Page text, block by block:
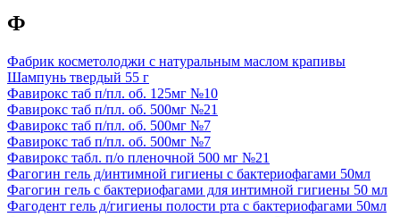
Ф
Фабрик косметолоджи с натуральным маслом крапивы
Шампунь твердый 55 г
Фавирокс таб п/пл. об. 125мг №10
Фавирокс таб п/пл. об. 500мг №21
Фавирокс таб п/пл. об. 500мг №7
Фавирокс таб п/пл. об. 500мг №7
Фавирокс табл. п/о пленочной 500 мг №21
Фагогин гель д/интимной гигиены с бактериофагами 50мл
Фагогин гель с бактериофагами для интимной гигиены 50 мл
Фагодент гель д/гигиены полости рта с бактериофагами 50мл